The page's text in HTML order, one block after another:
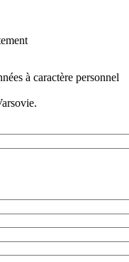
à caractère personnel